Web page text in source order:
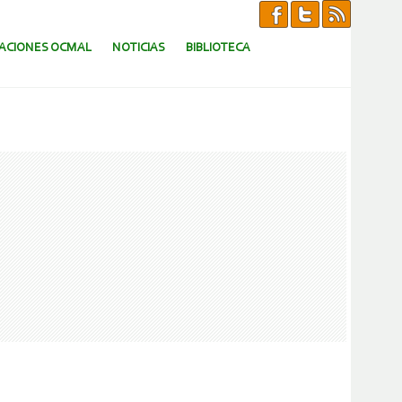
OCMAL NOTICIAS BIBLIOTECA